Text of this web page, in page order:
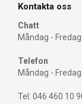
Kontakta oss
Chatt
Måndag -
Telefon
Måndag -
Tel: 046 460 10